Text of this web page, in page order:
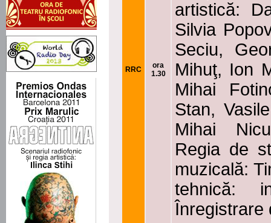
RRC
ora
1.30
artistică:
Silvia
Seciu,
Mihuţ, Ion
Mihai
Stan,
Mihai
Regia de
muzicală:
tehnică:
Înregistrare